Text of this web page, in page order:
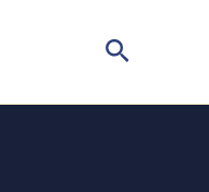
Buscar